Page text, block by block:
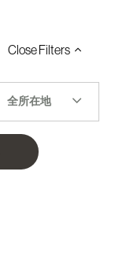
CloseFilters
全所在地